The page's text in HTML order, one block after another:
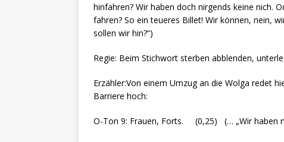
hinfahren? Wir haben doch nirgends keine nich.
fahren? So ein teueres Billet! Wir können, nein,
sollen wir hin?“)
Regie: Beim Stichwort sterben abblenden,
Erzähler:Von einem Umzug an die Wolga redet
Barriere hoch:
O-Ton 9: Frauen, Forts. (0,25) (… „Wir haben